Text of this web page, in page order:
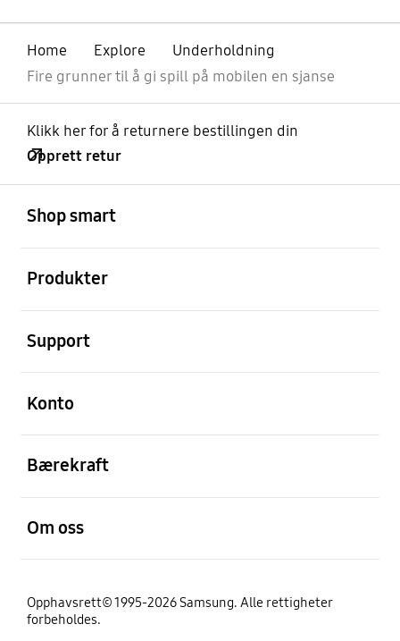
Home Explore
Underholdning
Fire grunner til å gi spill på mobilen en sjanse
Klikk her for å returnere bestillingen din
Opprett retur
Shop smart
Produkter
Support
Konto
Bærekraft
Om oss
Opphavsrett© 1995-2026 Samsung. Alle rettigheter
forbeholdes.